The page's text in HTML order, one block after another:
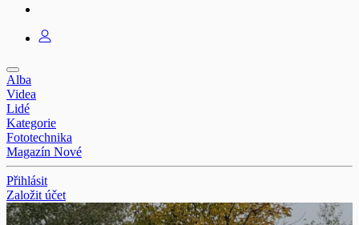
Alba
Videa
Lidé
Kategorie
Fototechnika
Magazín Nové
Přihlásit
Založit účet